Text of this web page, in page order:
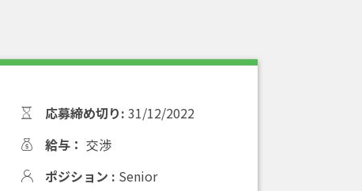
応募締め切り: 31/12/2022
給与： 交渉
ポジション : Senior